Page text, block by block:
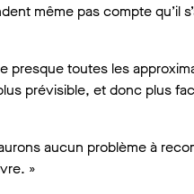
même pas compte qu’il
toutes les
prévisible, et donc plus
aucun problème à
»